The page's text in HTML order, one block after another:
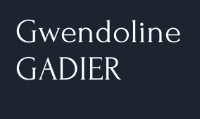
Gwendoline
GADIER